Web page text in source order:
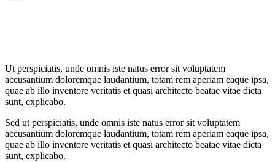
Ut perspiciatis, unde omnis iste natus error sit voluptatem
accusantium doloremque laudantium, totam rem aperiam eaque ipsa,
quae ab illo inventore veritatis et quasi architecto beatae vitae dicta
sunt, explicabo.
Sed ut perspiciatis, unde omnis iste natus error sit voluptatem
accusantium doloremque laudantium, totam rem aperiam eaque ipsa,
quae ab illo inventore veritatis et quasi architecto beatae vitae dicta
sunt, explicabo.